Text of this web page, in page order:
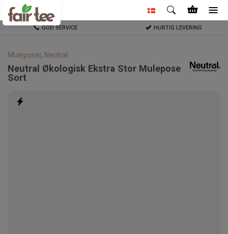
GOD SERVICE HURTIG LEVERING
Muleposer, Neutral
Neutral Økologisk Ekstra Stor Mulepose
Sort